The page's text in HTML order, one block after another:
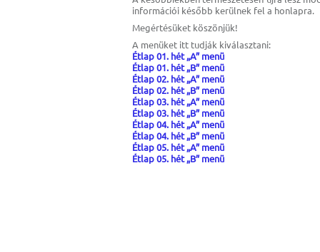
információi később kerülnek fel a honlapra.
Megértésüket köszönjük!
A menüket itt tudják kiválasztani:
Étlap 01. hét „A” menü
Étlap 01. hét „B” menü
Étlap 02. hét „A” menü
Étlap 02. hét „B” menü
Étlap 03. hét „A” menü
Étlap 03. hét „B” menü
Étlap 04. hét „A” menü
Étlap 04. hét „B” menü
Étlap 05. hét „A” menü
Étlap 05. hét „B” menü